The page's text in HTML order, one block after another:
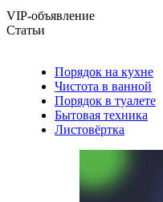
VIP-объявление
Статьи
Порядок на кухне
Чистота в ванной
Порядок в туалете
Бытовая техника
Листовёртка